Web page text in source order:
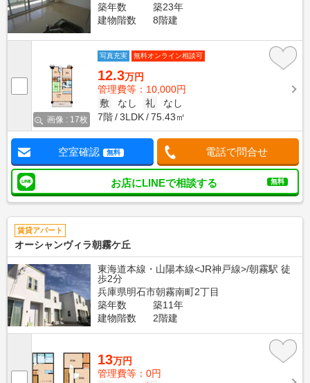
築年数
築23年
建物階数
8階建
画像 : 17枚
写真充実 無料オンライン相談可
12.3万円
管理費等：10,000円
敷
なし 礼
なし
7階
3LDK 75.43㎡
空室確認 無料 電話で問合せ
お店にLINEで相談する 無料
賃貸アパート
オーシャンヴィラ朝霧ケ丘
東海道本線・山陽本線<JR神戸線>/朝霧駅 徒
歩2分
兵庫県明石市朝霧南町2丁目
築年数
築11年
建物階数
2階建
13万円
管理費等：0円